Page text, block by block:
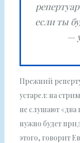
если ты
—
Прежний
устарел: на
не слушают «два
нужно будет
этого, говорит